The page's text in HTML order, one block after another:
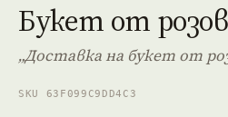
Букет от
„Доставка на букет от
SKU 63F099C9DD4C3